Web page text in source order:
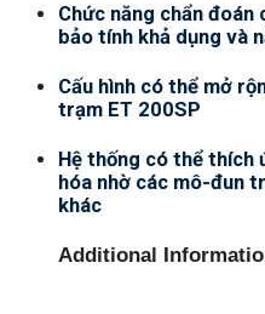
Chức năng chẩn
bảo tính khả dụng và
Cấu hình có thể mở
trạm ET 200SP
Hệ thống có thể thích
hóa nhờ các mô-đun
khác
Additional